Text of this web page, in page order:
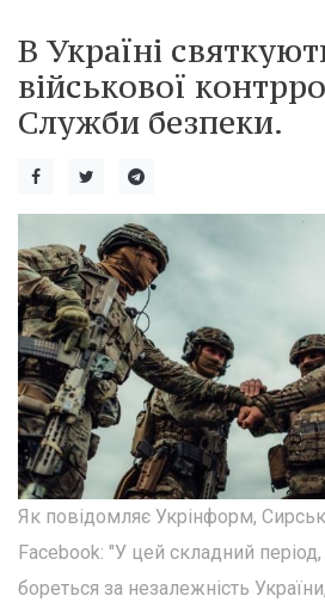
В Україні
військової
Служби безпеки.
Як повідомляє Укрінформ,
Facebook: "У цей складний
бореться за незалежність